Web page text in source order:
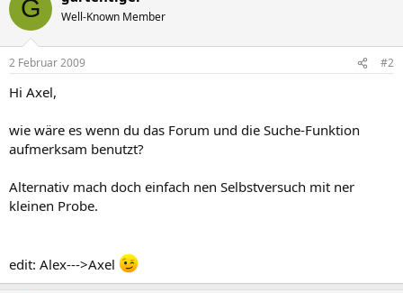
G Well-Known Member
2 Februar 2009 #2
Hi Axel,
wie wäre es wenn du das Forum und die Suche-Funktion
aufmerksam benutzt?
Alternativ mach doch einfach nen Selbstversuch mit ner
kleinen Probe.
edit: Alex--->Axel